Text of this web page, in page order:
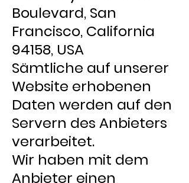
Boulevard, San
Francisco, California
94158, USA
Sämtliche auf unserer
Website erhobenen
Daten werden auf den
Servern des Anbieters
verarbeitet.
Wir haben mit dem
Anbieter einen